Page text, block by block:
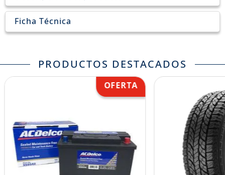
Ficha Técnica
PRODUCTOS DESTACADOS